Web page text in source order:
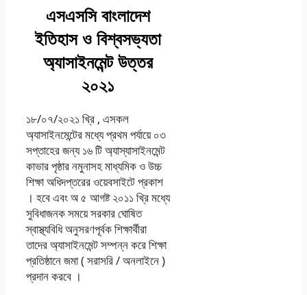
এসএসসি বাংলাদেশ
ইতিহাস ও বিশ্বসভ্যতা
অ্যাসাইনমেন্ট উত্তর
২০২১
১৮/০৭/২০২১ খ্রি , এসকল
অ্যাসাইনমেন্টের মধ্যে প্রথম পর্যায়ে ০৩
সপ্তাহের জন্য ১৬ টি অ্যাস্যাসাইনমেন্ট
কাভার পৃষ্ঠার নমুনাসহ মাধ্যমিক ও উচ্চ
শিক্ষা অধিদপ্তরের ওয়েবসাইটে প্রকাশ
। হবে এবং অ ৫ আগষ্ট ২০১১ খ্রি মধ্যে
সুবিধাজনক সময়ে সরকার ঘােষিত
স্বাস্থ্যবিধি অনুসরণপূর্বক শিক্ষার্থীরা
তাদের অ্যাসাইনমেন্ট সম্পন্ন করে শিক্ষা
প্রতিষ্ঠানে জমা ( সরাসরি / অনলাইনে )
প্রদান করবে ।